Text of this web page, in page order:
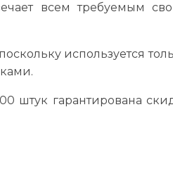
всем требуемым
используется
штук гарантирована